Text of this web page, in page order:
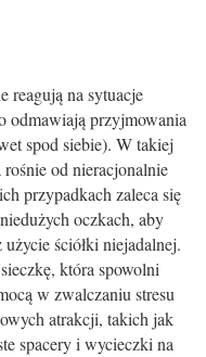
reagują na sytuacje
odmawiają przyjmowania
spod siebie). W takiej
rośnie od nieracjonalnie
przypadkach zaleca się
żych oczkach, aby
użycieściółki niejadalnej.
sieczkę, która spowolni
ą w zwalczaniu stresu
atrakcji, takich jak
spacery i wycieczki na